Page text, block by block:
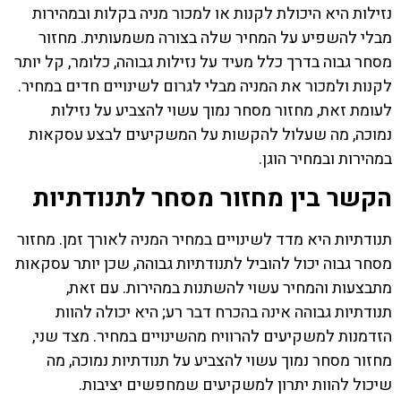
נזילות היא היכולת לקנות או למכור מניה בקלות ובמהירות
מבלי להשפיע על המחיר שלה בצורה משמעותית. מחזור
מסחר גבוה בדרך כלל מעיד על נזילות גבוהה, כלומר, קל יותר
לקנות ולמכור את המניה מבלי לגרום לשינויים חדים במחיר.
לעומת זאת, מחזור מסחר נמוך עשוי להצביע על נזילות
נמוכה, מה שעלול להקשות על המשקיעים לבצע עסקאות
במהירות ובמחיר הוגן.
הקשר בין מחזור מסחר לתנודתיות
תנודתיות היא מדד לשינויים במחיר המניה לאורך זמן. מחזור
מסחר גבוה יכול להוביל לתנודתיות גבוהה, שכן יותר עסקאות
מתבצעות והמחיר עשוי להשתנות במהירות. עם זאת,
תנודתיות גבוהה אינה בהכרח דבר רע; היא יכולה להוות
הזדמנות למשקיעים להרוויח מהשינויים במחיר. מצד שני,
מחזור מסחר נמוך עשוי להצביע על תנודתיות נמוכה, מה
שיכול להוות יתרון למשקיעים שמחפשים יציבות.